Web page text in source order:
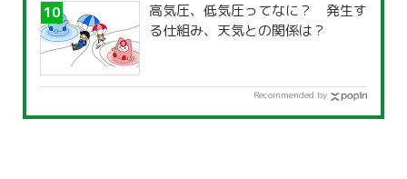
高気圧、低気圧ってなに？ 発生す
る仕組み、天気との関係は？
Recommended by